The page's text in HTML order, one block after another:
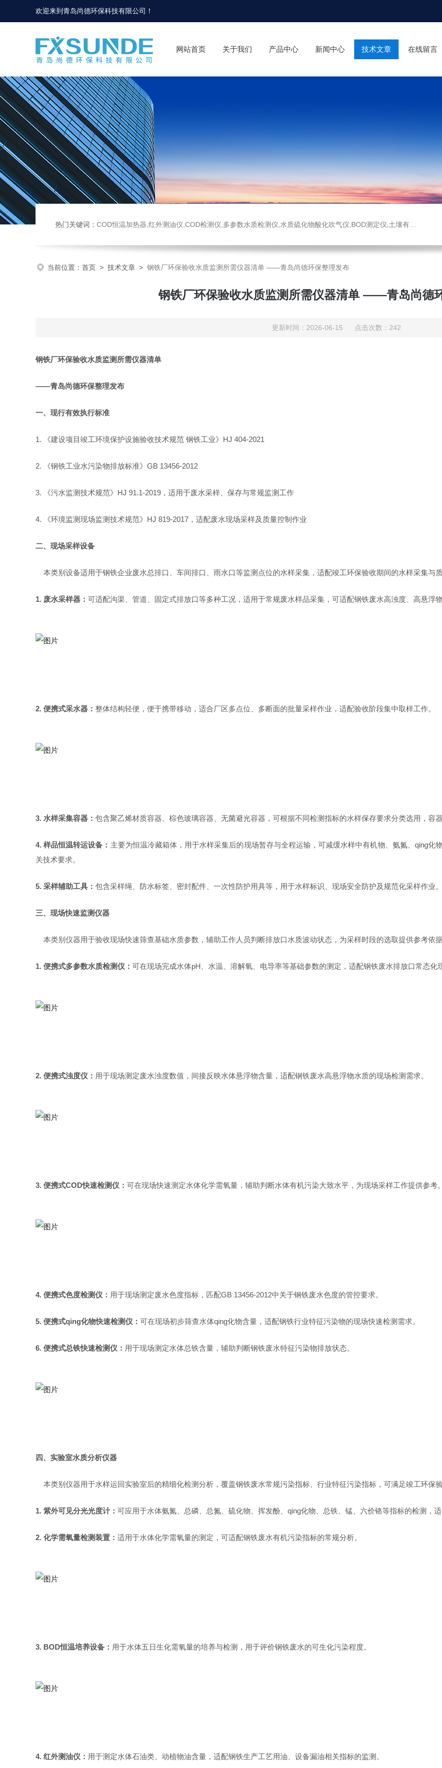
欢迎来到青岛尚德环保科技有限公司 ！
网站首页 关于我们 产品中心 新闻中心 技术文章 在线留言
热门关键词： COD恒温加热器,红外测油仪,COD检测仪,多参数水质检测仪,水质硫化物酸化吹气仪,BOD测定仪,土壤有机碳恒温加热器,液液萃取器,COD消解回流仪,水质采样器
当前位置： 首页 > 技术文章 > 钢铁厂环保验收水质监测所需仪器清单 ——青岛尚德环保整理发布
钢铁厂环保验收水质监测所需仪器清单 ——青岛尚德
更新时间：2026-06-15 点击次数：242
钢铁厂环保验收水质监测所需仪器清单
——青岛尚德环保整理发布
一、现行有效执行标准
1. 《建设项目竣工环境保护设施验收技术规范 钢铁工业》 HJ 404-2021
2. 《钢铁工业水污染物排放标准》 GB 13456-2012
3. 《污水监测技术规范》 HJ 91.1-2019 ， 适用于废水采样、保存与常规监测工作
4. 《环境监测现场监测技术规范》 HJ 819-2017 ，适配废水现场采样及质量控制作业
二、现场采样设备
本类别设备适用于钢铁企业废水总排口、车间排口、雨水口等监测点位的水样采集，适配竣工环保验收期间的水样采集与质
1. 废水采样器： 可适配沟渠、管道、固定式排放口等多种工况，适用于常规废水样品采集，可适配钢铁废水高浊度、高悬浮
2. 便携式采水器： 整体结构轻便，便于携带移动，适合厂区多点位、多断面的批量采样作业，适配验收阶段集中取样工作。
3. 水样采集容器： 包含聚乙烯材质容器、棕色玻璃容器、无菌避光容器，可根据不同检测指标的水样保存要求分类选用，容
4.样品恒温转运设备： 主要为恒温冷藏箱体，用于水样采集后的现场暂存与全程运输，可减缓水样中有机物、氨氮、qing化
关技术要求。
5. 采样辅助工具： 包含采样绳、防水标签、密封配件、一次性防护用具等，用于水样标识、现场安全防护及规范化采样作业。
三、现场快速监测仪器
本类别仪器用于验收现场快速筛查基础水质参数，辅助工作人员判断排放口水质波动状态，为采样时段的选取提供参考依据
1. 便携式多参数水质检测仪： 可在现场完成水体pH 、水温、溶解氧、电导率等基础参数的测定，适配钢铁废水排放口常态化
2. 便携式浊度仪： 用于现场测定废水浊度数值，间接反映水体悬浮物含量，适配钢铁废水高悬浮物水质的现场检测需求。
3. 便携式COD快速检测仪： 可在现场快速测定水体化学需氧量，辅助判断水体有机污染大致水平，为现场采样工作提供参考。
4. 便携式色度检测仪： 用于现场测定废水色度指标，匹配GB 13456-2012中关于钢铁废水色度的管控要求。
5. 便携式qing化物快速检测仪： 可在现场初步筛查水体qing化物含量，适配钢铁行业特征污染物的现场快速检测需求。
6. 便携式总铁快速检测仪： 用于现场测定水体总铁含量，辅助判断钢铁废水特征污染物排放状态。
四、实验室水质分析仪器
本类别仪器用于水样运回实验室后的精细化检测分析，覆盖钢铁废水常规污染指标、行业特征污染指标，可满足竣工环保验
1. 紫外可见分光光度计： 可应用于水体氨氮、总磷、总氮、硫化物、挥发酚、qing化物、总铁、锰、六价铬等指标的检测，
2. 化学需氧量检测装置： 适用于水体化学需氧量的测定，可适配钢铁废水有机污染指标的常规分析。
3. BOD恒温培养设备： 用于水体五日生化需氧量的培养与检测，用于评价钢铁废水的可生化污染程度。
4. 红外测油仪： 用于测定水体石油类、动植物油含量，适配钢铁生产工艺用油、设备漏油相关指标的监测。